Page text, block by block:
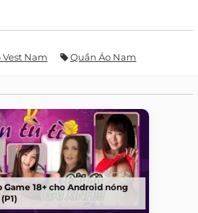
Vest Nam Quần Áo Nam
Game 18+ cho Android nóng